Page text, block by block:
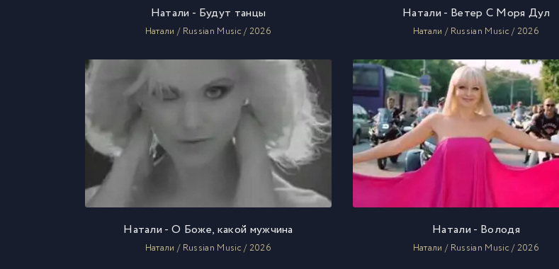
Натали - Будут танцы
Натали / Russian Music / 2026
Натали - Ветер С Моря Дул
Натали / Russian Music / 2026
Натали - О Боже, какой мужчина
Натали / Russian Music / 2026
Натали - Володя
Натали / Russian Music / 2026